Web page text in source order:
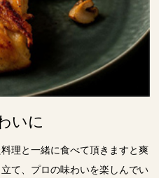
いに
理と一緒に食べて頂きますと爽
て、プロの味わいを楽しんでい